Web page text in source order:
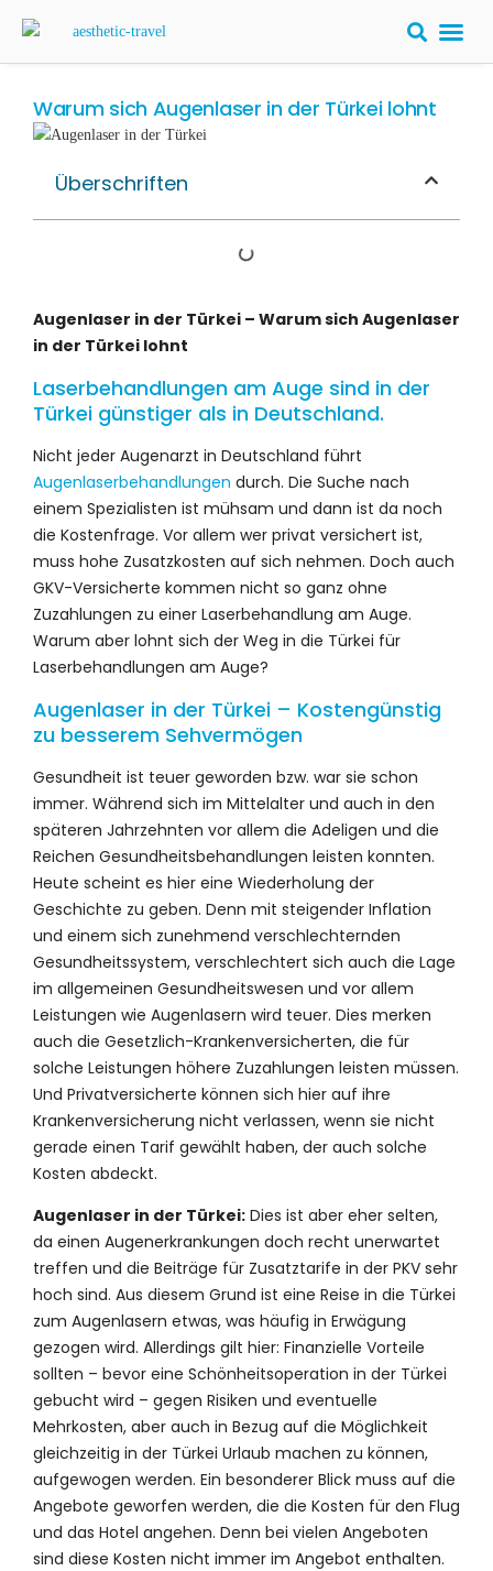
Warum sich Augenlaser in der Türkei lohnt
Überschriften
Augenlaser in der Türkei – Warum sich Augenlaser
in der Türkei lohnt
Laserbehandlungen am Auge sind in der
Türkei günstiger als in Deutschland.
Nicht jeder Augenarzt in Deutschland führt
Augenlaserbehandlungen durch. Die Suche nach
einem Spezialisten ist mühsam und dann ist da noch
die Kostenfrage. Vor allem wer privat versichert ist,
muss hohe Zusatzkosten auf sich nehmen. Doch auch
GKV-Versicherte kommen nicht so ganz ohne
Zuzahlungen zu einer Laserbehandlung am Auge.
Warum aber lohnt sich der Weg in die Türkei für
Laserbehandlungen am Auge?
Augenlaser in der Türkei – Kostengünstig
zu besserem Sehvermögen
Gesundheit ist teuer geworden bzw. war sie schon
immer. Während sich im Mittelalter und auch in den
späteren Jahrzehnten vor allem die Adeligen und die
Reichen Gesundheitsbehandlungen leisten konnten.
Heute scheint es hier eine Wiederholung der
Geschichte zu geben. Denn mit steigender Inflation
und einem sich zunehmend verschlechternden
Gesundheitssystem, verschlechtert sich auch die Lage
im allgemeinen Gesundheitswesen und vor allem
Leistungen wie Augenlasern wird teuer. Dies merken
auch die Gesetzlich-Krankenversicherten, die für
solche Leistungen höhere Zuzahlungen leisten müssen.
Und Privatversicherte können sich hier auf ihre
Krankenversicherung nicht verlassen, wenn sie nicht
gerade einen Tarif gewählt haben, der auch solche
Kosten abdeckt.
Augenlaser in der Türkei: Dies ist aber eher selten,
da einen Augenerkrankungen doch recht unerwartet
treffen und die Beiträge für Zusatztarife in der PKV sehr
hoch sind. Aus diesem Grund ist eine Reise in die Türkei
zum Augenlasern etwas, was häufig in Erwägung
gezogen wird. Allerdings gilt hier: Finanzielle Vorteile
sollten – bevor eine Schönheitsoperation in der Türkei
gebucht wird – gegen Risiken und eventuelle
Mehrkosten, aber auch in Bezug auf die Möglichkeit
gleichzeitig in der Türkei Urlaub machen zu können,
aufgewogen werden. Ein besonderer Blick muss auf die
Angebote geworfen werden, die die Kosten für den Flug
und das Hotel angehen. Denn bei vielen Angeboten
sind diese Kosten nicht immer im Angebot enthalten.